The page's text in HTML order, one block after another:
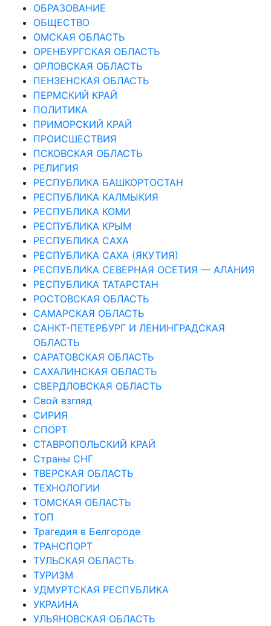
ОБРАЗОВАНИЕ
ОБЩЕСТВО
ОМСКАЯ ОБЛАСТЬ
ОРЕНБУРГСКАЯ ОБЛАСТЬ
ОРЛОВСКАЯ ОБЛАСТЬ
ПЕНЗЕНСКАЯ ОБЛАСТЬ
ПЕРМСКИЙ КРАЙ
ПОЛИТИКА
ПРИМОРСКИЙ КРАЙ
ПРОИСШЕСТВИЯ
ПСКОВСКАЯ ОБЛАСТЬ
РЕЛИГИЯ
РЕСПУБЛИКА БАШКОРТОСТАН
РЕСПУБЛИКА КАЛМЫКИЯ
РЕСПУБЛИКА КОМИ
РЕСПУБЛИКА КРЫМ
РЕСПУБЛИКА САХА
РЕСПУБЛИКА САХА (ЯКУТИЯ)
РЕСПУБЛИКА СЕВЕРНАЯ ОСЕТИЯ — АЛАНИЯ
РЕСПУБЛИКА ТАТАРСТАН
РОСТОВСКАЯ ОБЛАСТЬ
САМАРСКАЯ ОБЛАСТЬ
САНКТ-ПЕТЕРБУРГ И ЛЕНИНГРАДСКАЯ
ОБЛАСТЬ
САРАТОВСКАЯ ОБЛАСТЬ
САХАЛИНСКАЯ ОБЛАСТЬ
СВЕРДЛОВСКАЯ ОБЛАСТЬ
Свой взгляд
СИРИЯ
СПОРТ
СТАВРОПОЛЬСКИЙ КРАЙ
Страны СНГ
ТВЕРСКАЯ ОБЛАСТЬ
ТЕХНОЛОГИИ
ТОМСКАЯ ОБЛАСТЬ
ТОП
Трагедия в Белгороде
ТРАНСПОРТ
ТУЛЬСКАЯ ОБЛАСТЬ
ТУРИЗМ
УДМУРТСКАЯ РЕСПУБЛИКА
УКРАИНА
УЛЬЯНОВСКАЯ ОБЛАСТЬ